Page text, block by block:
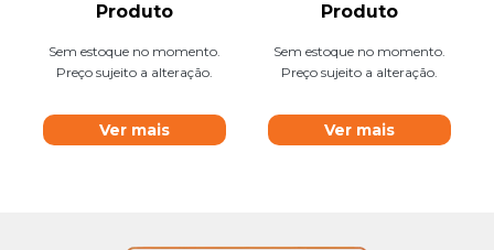
Produto
Sem estoque no momento.
Preço sujeito a alteração.
Ver mais
Produto
Sem estoque no momento.
Preço sujeito a alteração.
Ver mais